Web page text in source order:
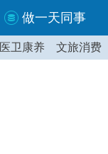
做一天同事
医卫康养 文旅消费